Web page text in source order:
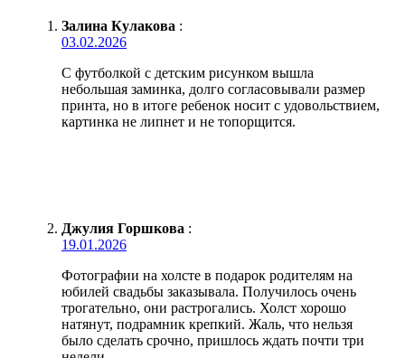
Залина Кулакова :
03.02.2026
С футболкой с детским рисунком вышла
небольшая заминка, долго согласовывали размер
принта, но в итоге ребенок носит с удовольствием,
картинка не липнет и не топорщится.
Джулия Горшкова :
19.01.2026
Фотографии на холсте в подарок родителям на
юбилей свадьбы заказывала. Получилось очень
трогательно, они растрогались. Холст хорошо
натянут, подрамник крепкий. Жаль, что нельзя
было сделать срочно, пришлось ждать почти три